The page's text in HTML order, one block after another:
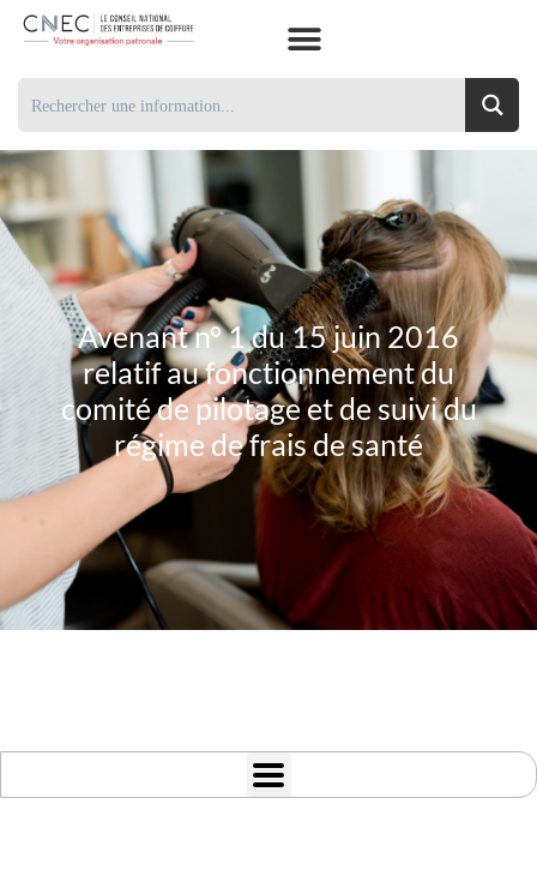
Avenant n° 1 du 15 juin 2016
relatif au fonctionnement du
comité de pilotage et de suivi du
régime de frais de santé